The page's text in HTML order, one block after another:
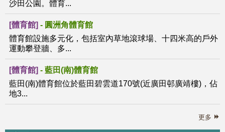
沙田公園。體育...
[體育館] - 圓洲角體育館
體育館設施多元化，包括室內草地滾球場、十四米高的戶外
運動攀登牆、多...
[體育館] - 藍田(南)體育館
藍田(南)體育館位於藍田碧雲道170號(近廣田邨廣靖樓)，佔
地3...
更多